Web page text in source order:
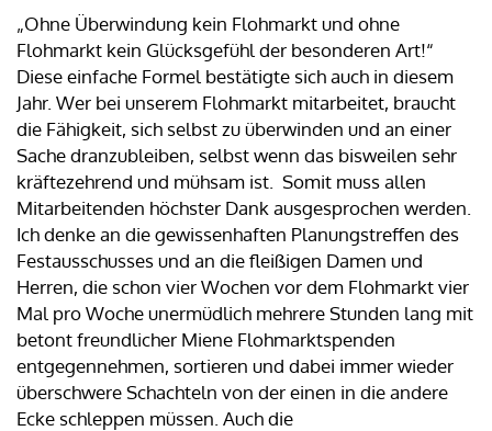
„Ohne Überwindung kein Flohmarkt und ohne
Flohmarkt kein Glücksgefühl der besonderen Art!“
Diese einfache Formel bestätigte sich auch in diesem
Jahr. Wer bei unserem Flohmarkt mitarbeitet, braucht
die Fähigkeit, sich selbst zu überwinden und an einer
Sache dranzubleiben, selbst wenn das bisweilen sehr
kräftezehrend und mühsam ist. Somit muss allen
Mitarbeitenden höchster Dank ausgesprochen werden.
Ich denke an die gewissenhaften Planungstreffen des
Festausschusses und an die fleißigen Damen und
Herren, die schon vier Wochen vor dem Flohmarkt vier
Mal pro Woche unermüdlich mehrere Stunden lang mit
betont freundlicher Miene Flohmarktspenden
entgegennehmen, sortieren und dabei immer wieder
überschwere Schachteln von der einen in die andere
Ecke schleppen müssen. Auch die